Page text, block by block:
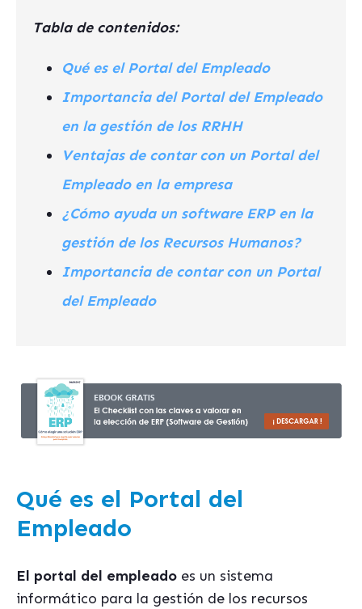
Tabla de contenidos:
Qué es el Portal del Empleado
Importancia del Portal del Empleado
en la gestión de los RRHH
Ventajas de contar con un Portal del
Empleado en la empresa
¿Cómo ayuda un software ERP en la
gestión de los Recursos Humanos?
Importancia de contar con un Portal
del Empleado
Qué es el Portal del
Empleado
El portal del empleado es un sistema
informático para la gestión de los recursos